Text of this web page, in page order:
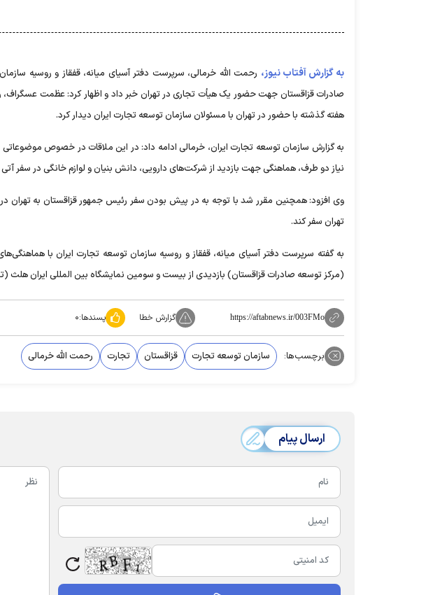
به گزارش آفتاب نیوز، رحمت الله خرمالی، سرپرست دفتر آسیای میانه، قفقاز و روسیه
صادرات قزاقستان جهت حضور یک هیأت تجاری در تهران خبر داد و اظهار کرد: عظمت
هفته گذشته با حضور در تهران با مسئولان سازمان توسعه تجارت ایران دیدار کرد.
به گزارش سازمان توسعه تجارت ایران، خرمالی ادامه داد: در این ملاقات در خصوص
نیاز دو طرف، هماهنگی جهت بازدید از شرکت‌های دارویی، دانش بنیان و لوازم خانگی در سفر
وی افزود: همچنین مقرر شد با توجه به در پیش بودن سفر رئیس جمهور قزاقستان به تهران در
تهران سفر کند.
به گفته سرپرست دفتر آسیای میانه، قفقاز و روسیه سازمان توسعه تجارت ایران با
(مرکز توسعه صادرات قزاقستان) بازدیدی از بیست و سومین نمایشگاه بین المللی ایران هلث
https://aftabnews.ir/003FMo گزارش خطا پسندها:۰
برچسب‌ها: سازمان توسعه تجارت قزاقستان تجارت رحمت الله خرمالی
ارسال پیام